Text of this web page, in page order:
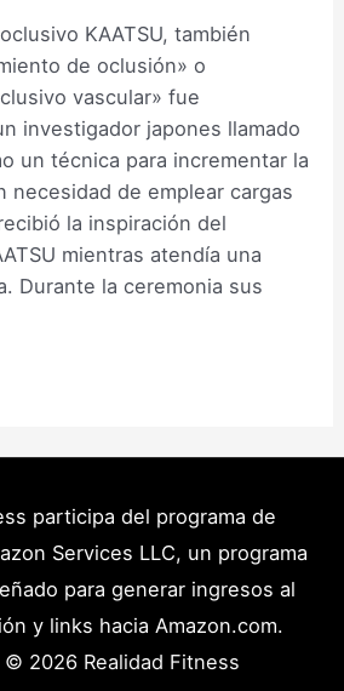
KAATSU, también
de oclusión» o
vascular» fue
investigador japones llamado
un técnica para incrementar la
necesidad de emplear cargas
la inspiración del
mientras atendía una
Durante la ceremonia sus
participa del programa de
Services LLC, un programa
para generar ingresos al
y links hacia Amazon.com.
© 2026 Realidad Fitness